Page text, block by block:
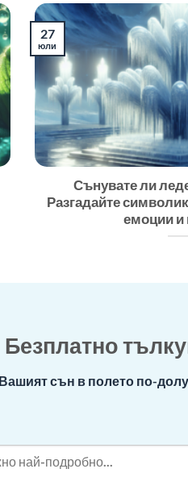
Сънувате ли
Разгадайте
емоции и
27
юли
Безплатно
сън в полето по-